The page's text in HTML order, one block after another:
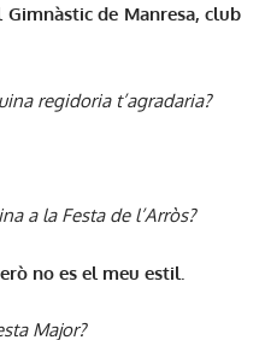
de Manresa, club
regidoria t’agradaria?
a la Festa de l’Arròs?
no es el meu estil.
Major?